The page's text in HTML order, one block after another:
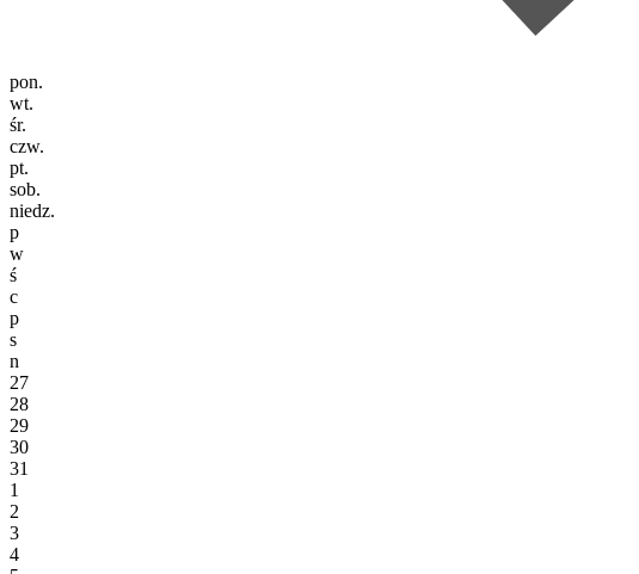
pon.
wt.
śr.
czw.
pt.
sob.
niedz.
p
w
ś
c
p
s
n
27
28
29
30
31
1
2
3
4